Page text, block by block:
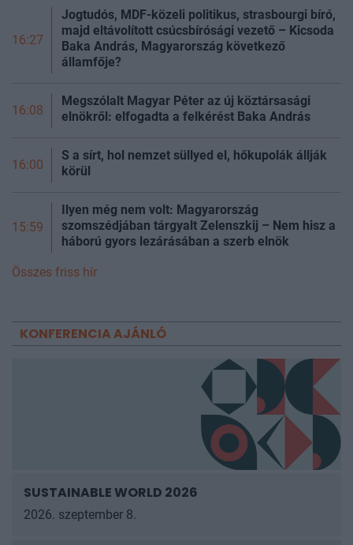
16:27
Jogtudós, MDF-közeli politikus, strasbourgi bíró,
majd eltávolított csúcsbírósági vezető – Kicsoda
Baka András, Magyarország következő
államfője?
16:08
Megszólalt Magyar Péter az új köztársasági
elnökről: elfogadta a felkérést Baka András
16:00
S a sírt, hol nemzet süllyed el, hőkupolák állják
körül
15:59
Ilyen még nem volt: Magyarország
szomszédjában tárgyalt Zelenszkij – Nem hisz a
háború gyors lezárásában a szerb elnök
Összes friss hír
KONFERENCIA AJÁNLÓ
SUSTAINABLE WORLD 2026
2026. szeptember 8.